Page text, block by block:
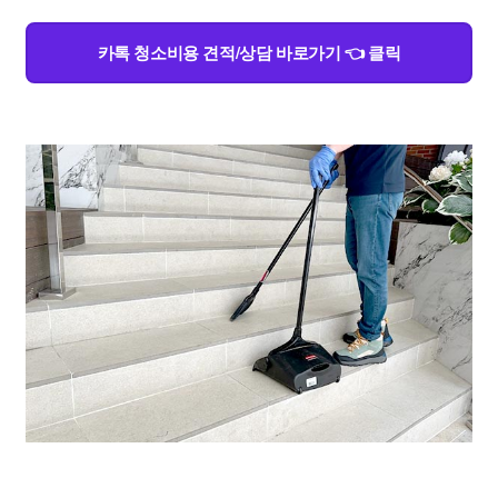
카톡 청소비용 견적/상담 바로가기 👈 클릭